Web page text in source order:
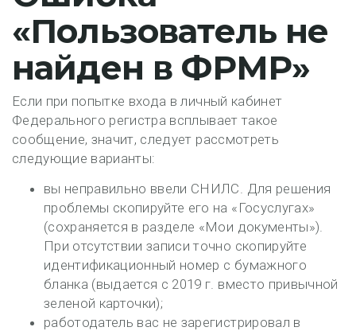
«Пользователь не
найден в ФРМР»
Если при попытке входа в личный кабинет
Федерального регистра всплывает такое
сообщение, значит, следует рассмотреть
следующие варианты:
вы неправильно ввели СНИЛС. Для решения
проблемы скопируйте его на «Госуслугах»
(сохраняется в разделе «Мои документы»).
При отсутствии записи точно скопируйте
идентификационный номер с бумажного
бланка (выдается с 2019 г. вместо привычной
зеленой карточки);
работодатель вас не зарегистрировал в